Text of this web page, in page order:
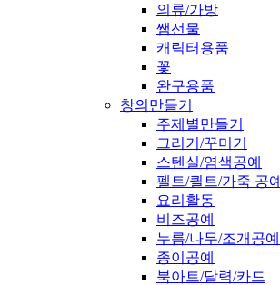
의류/가방
쌤선물
캐릭터용품
꽃
완구용품
창의만들기
주제별만들기
그리기/꾸미기
스텐실/염색공예
펠트/퀼트/가죽 공예
요리활동
비즈공예
누름/나무/조개공예
종이공예
북아트/달력/카드